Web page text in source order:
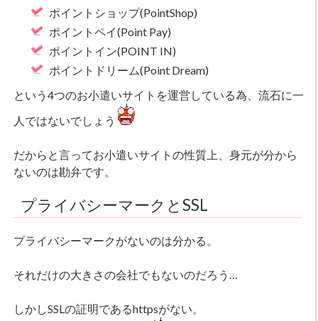
ポイントショップ(PointShop)
ポイントペイ(Point Pay)
ポイントイン(POINT IN)
ポイントドリーム(Point Dream)
という4つのお小遣いサイトを運営している為、流石に一
人ではないでしょう
だからと言ってお小遣いサイトの性質上、身元が分から
ないのは勘弁です。
プライバシーマークとSSL
プライバシーマークがないのは分かる。
それだけの大きさの会社でもないのだろう…
しかしSSLの証明であるhttpsがない。